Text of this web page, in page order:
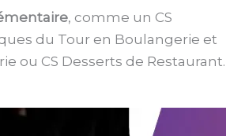
, comme un CS
du Tour en Boulangerie et
ou CS Desserts de Restaurant.